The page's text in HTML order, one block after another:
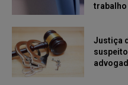
trabalho
Justiça